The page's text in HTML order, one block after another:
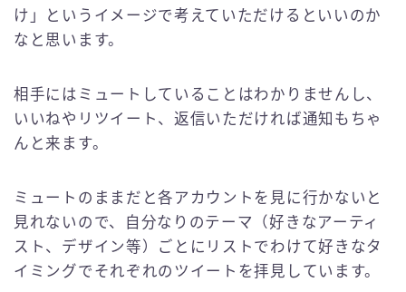
け」というイメージで考えていただけるといいのか
なと思います。
相手にはミュートしていることはわかりませんし、
いいねやリツイート、返信いただければ通知もちゃ
んと来ます。
ミュートのままだと各アカウントを見に行かないと
見れないので、自分なりのテーマ（好きなアーティ
スト、デザイン等）ごとにリストでわけて好きなタ
イミングでそれぞれのツイートを拝見しています。